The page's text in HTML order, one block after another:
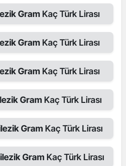
Gram Kaç Türk Lirası
Gram Kaç Türk Lirası
Gram Kaç Türk Lirası
Gram Kaç Türk Lirası
Gram Kaç Türk Lirası
Gram Kaç Türk Lirası